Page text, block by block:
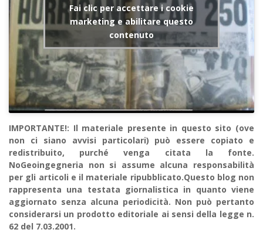
Fai clic per accettare i cookie
marketing e abilitare questo
contenuto
IMPORTANTE!: Il materiale presente in questo sito (ove
non ci siano avvisi particolari) può essere copiato e
redistribuito, purché venga citata la fonte.
NoGeoingegneria non si assume alcuna responsabilità
per gli articoli e il materiale ripubblicato.Questo blog non
rappresenta una testata giornalistica in quanto viene
aggiornato senza alcuna periodicità. Non può pertanto
considerarsi un prodotto editoriale ai sensi della legge n.
62 del 7.03.2001.